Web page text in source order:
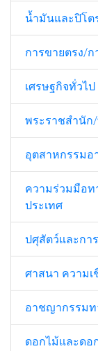
น้ำมันและปิโต
การขายตรง/ก
เศรษฐกิจทั่วไป
พระราชสำนัก
อุตสาหกรรมอ
ความร่วมมือท
ประเทศ
ปศุสัตว์และกา
ศาสนา ความเ
อาชญากรรมท
ดอกไม้และดอ